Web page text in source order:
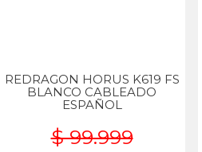
REDRAGON HORUS K619 FS
BLANCO CABLEADO
ESPAÑOL
$ 99.999